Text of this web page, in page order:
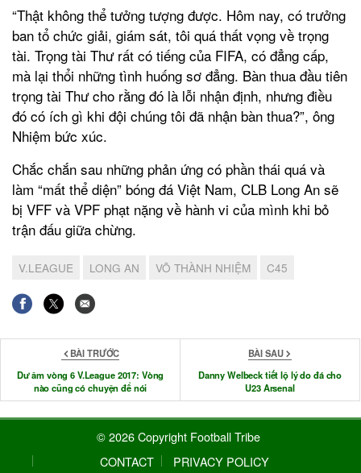
“Thật không thể tưởng tượng được. Hôm nay, có trưởng
ban tổ chức giải, giám sát, tôi quá thất vọng về trọng
tài. Trọng tài Thư rất có tiếng của FIFA, có đẳng cấp,
mà lại thổi những tình huống sơ đẳng. Bàn thua đầu tiên
trọng tài Thư cho rằng đó là lỗi nhận định, nhưng điều
đó có ích gì khi đội chúng tôi đã nhận bàn thua?”, ông
Nhiệm bức xúc.
Chắc chắn sau những phản ứng có phần thái quá và
làm “mất thể diện” bóng đá Việt Nam, CLB Long An sẽ
bị VFF và VPF phạt nặng về hành vi của mình khi bỏ
trận đấu giữa chừng.
V.LEAGUE LONG AN VÕ THÀNH NHIỆM C45
BÀI TRƯỚC
Dư âm vòng 6 V.League 2017: Vòng
nào cũng có chuyện để nói
BÀI SAU
Danny Welbeck tiết lộ lý do đá cho
U23 Arsenal
© 2026 Copyright Football Tribe
CONTACT
PRIVACY POLICY